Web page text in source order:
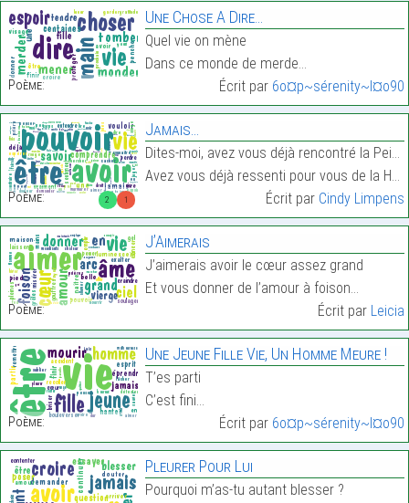
Poème:
Une Chose A Dire…
Quel vie on mène
Dans ce monde de merde…
Écrit par 6o¤p~sérenity~l¤o90
2 1
Poème:
Jamais…
Dites-moi, avez vous déjà rencontré la Peine ?
Avez vous déjà ressenti pour vous de la Haine ?…
Écrit par Cindy Limpens
Poème:
J’Aimerais
J’aimerais avoir le cœur assez grand
Et vous donner de l’amour à foison…
Écrit par Leicia
Poème:
Une Jeune Fille Vie, Un Homme Meure !
T’es parti
C’est fini…
Écrit par 6o¤p~sérenity~l¤o90
Pleurer Pour Lui
Pourquoi m’as-tu autant blesser ?